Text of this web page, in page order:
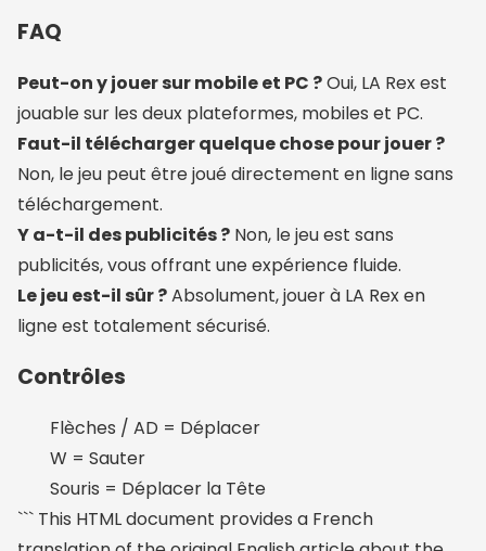
FAQ
Peut-on y jouer sur mobile et PC ?Oui, LA Rex est
jouable sur les deux plateformes, mobiles et PC.
Faut-il télécharger quelque chose pour jouer ?
Non, le jeu peut être joué directement en ligne sans
téléchargement.
Y a-t-il des publicités ? Non, le jeu est sans
publicités, vous offrant une expérience fluide.
Le jeu est-il sûr ?Absolument, jouer à LA Rex en
ligne est totalement sécurisé.
Contrôles
Flèches / AD = Déplacer
W = Sauter
Souris = Déplacer la Tête
``` This HTML document provides a French